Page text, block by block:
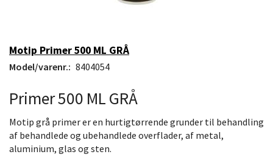
Motip Primer 500 ML GRÅ
Model/varenr.: 8404054
Primer 500 ML GRÅ
Motip grå primer er en hurtigtørrende grunder til behandling
af behandlede og ubehandlede overflader, af metal,
aluminium, glas og sten.